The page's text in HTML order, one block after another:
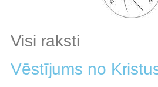
Visi raksti
Vēstījums no